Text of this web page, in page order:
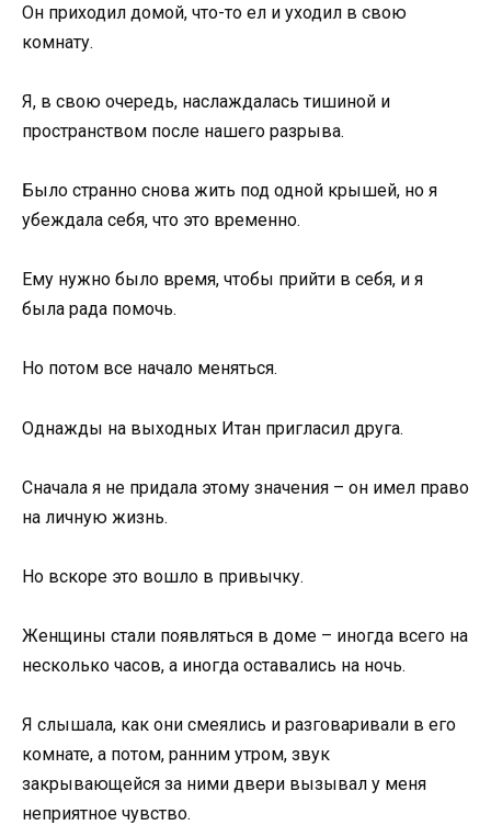
Он приходил домой, что-то ел и уходил в свою
комнату.
Я, в свою очередь, наслаждалась тишиной и
пространством после нашего разрыва.
Было странно снова жить под одной крышей, но я
убеждала себя, что это временно.
Ему нужно было время, чтобы прийти в себя, и я
была рада помочь.
Но потом все начало меняться.
Однажды на выходных Итан пригласил друга.
Сначала я не придала этому значения – он имел право
на личную жизнь.
Но вскоре это вошло в привычку.
Женщины стали появляться в доме – иногда всего на
несколько часов, а иногда оставались на ночь.
Я слышала, как они смеялись и разговаривали в его
комнате, а потом, ранним утром, звук
закрывающейся за ними двери вызывал у меня
неприятное чувство.